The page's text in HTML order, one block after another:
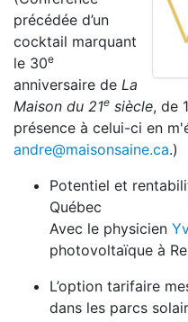
précédée d’un
cocktail marquant
le 30e
anniversaire de La
Maison du 21e siècle, de
présence à celui-ci en
andre@maisonsaine.ca.)
Potentiel et
Québec
Avec le physicien
photovoltaïque à
L’option tarifaire
dans les parcs